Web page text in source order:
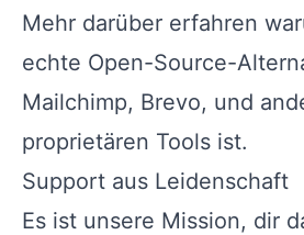
Mehr darüber erfahren
echte Open-Source-
Mailchimp, Brevo, und
proprietären Tools ist.
Support aus Leidenschaft
Es ist unsere Mission, dir